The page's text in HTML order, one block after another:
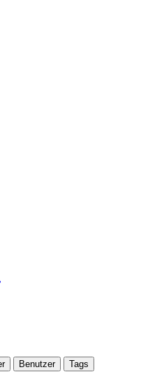
Benutzer Tags